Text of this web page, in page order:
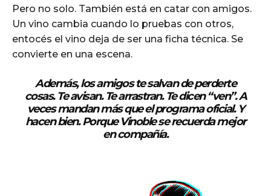
Pero no solo. También está en catar con amigos.
Un vino cambia cuando lo pruebas con otros,
entocés el vino deja de ser una ficha técnica. Se
convierte en una escena.
Además, los amigos te salvan de perderte
cosas. Te avisan. Te arrastran. Te dicen “ven”. A
veces mandan más que el programa oficial. Y
hacen bien. Porque Vinoble se recuerda mejor
en compañía.